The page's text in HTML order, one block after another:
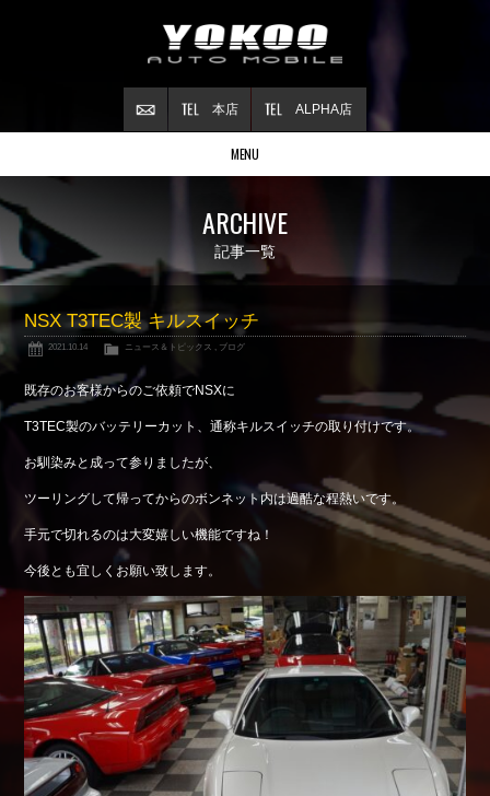
ALPHA店
本店
MENU
在庫情報
Contract
ご成約情報
About NSX
NSXについて
Reflesh Plan
カスタム例
Trade in
買取査定
Blog
Shop info.
店舗紹介
Company
会社概要
ARCHIVE
記事一覧
NSX T3TEC製 キルスイッチ
2021.10.14 ニュース＆トピックス , ブログ
既存のお客様からのご依頼でNSXに
T3TEC製のバッテリーカット、通称キルスイッチの取り付けです。
お馴染みと成って参りましたが、
ツーリングして帰ってからのボンネット内は過酷な程熱いです。
手元で切れるのは大変嬉しい機能ですね！
今後とも宜しくお願い致します。